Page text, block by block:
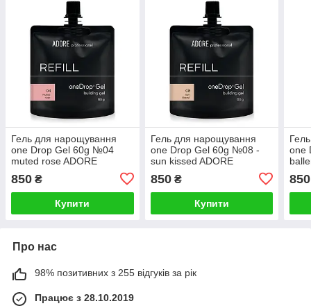
Гель для нарощування
one Drop Gel 60g №04
muted rose ADORE
850 ₴
Купити
Гель для нарощування
one Drop Gel 60g №08 -
sun kissed ADORE
850₴
Купити
one
850
Про нас
98% позитивних з 255 відгуків за рік
Працює з 28.10.2019